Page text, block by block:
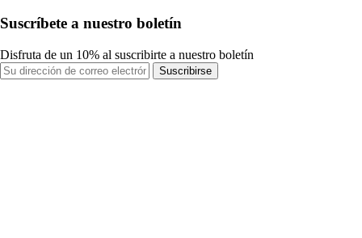
Suscríbete a nuestro boletín
Disfruta de un 10% al suscribirte a nuestro boletín
Suscribirse